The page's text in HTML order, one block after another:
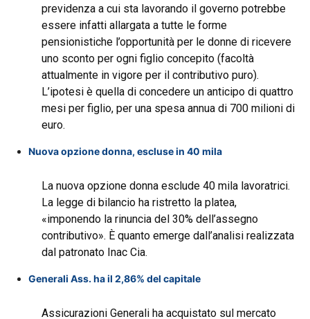
previdenza a cui sta lavorando il governo potrebbe
essere infatti allargata a tutte le forme
pensionistiche l’opportunità per le donne di ricevere
uno sconto per ogni figlio concepito (facoltà
attualmente in vigore per il contributivo puro).
L’ipotesi è quella di concedere un anticipo di quattro
mesi per figlio, per una spesa annua di 700 milioni di
euro.
Nuova opzione donna, escluse in 40 mila
La nuova opzione donna esclude 40 mila lavoratrici.
La legge di bilancio ha ristretto la platea,
«imponendo la rinuncia del 30% dell’assegno
contributivo». È quanto emerge dall’analisi realizzata
dal patronato Inac Cia.
Generali Ass. ha il 2,86% del capitale
Assicurazioni Generali ha acquistato sul mercato